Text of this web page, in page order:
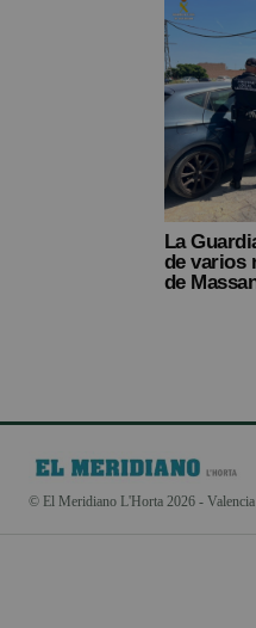
La
de varios
de
© El Meridiano L'Horta 2026 - Valencia